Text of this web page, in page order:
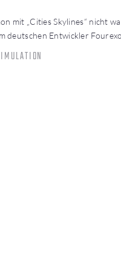
mit „Cities Skylines“ nicht
deutschen Entwickler